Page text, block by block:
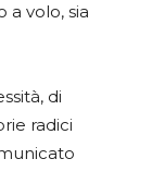
a volo, sia
di
radici